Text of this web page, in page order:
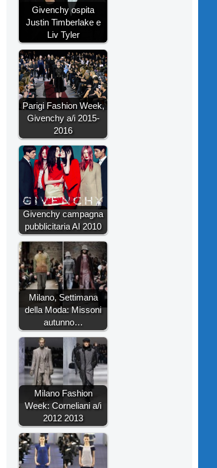
Givenchy ospita
Justin Timberlake e
Liv Tyler
Parigi Fashion Week,
Givenchy a/i 2015-
2016
Givenchy campagna
pubblicitaria AI 2010
Milano, Settimana
della Moda: Missoni
autunno…
Milano Fashion
Week: Corneliani a/i
2012 2013